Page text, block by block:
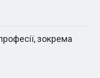
зокрема